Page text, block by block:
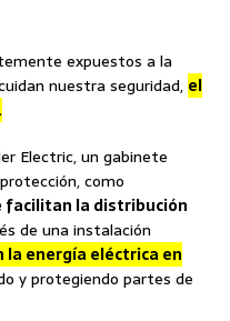
expuestos a la
nuestra seguridad, el
Electric, un gabinete
como
la distribución
de una instalación
la energía eléctrica en
y protegiendo partes de